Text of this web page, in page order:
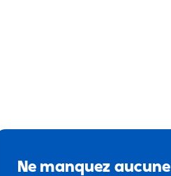
Ne manquez aucune